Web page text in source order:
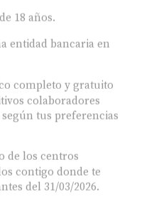
18 años.
entidad bancaria en
completo y gratuito
colaboradores
tus preferencias
de los centros
contigo donde te
del 31/03/2026.